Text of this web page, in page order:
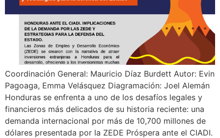
Coordinación General: Mauricio Díaz Burdett Autor: Evin
Pagoaga, Emma Velásquez Diagramación: Joel Alemán
Honduras se enfrenta a uno de los desafíos legales y
financieros más delicados de su historia reciente: una
demanda internacional por más de 10,700 millones de
dólares presentada por la ZEDE Próspera ante el CIADI.